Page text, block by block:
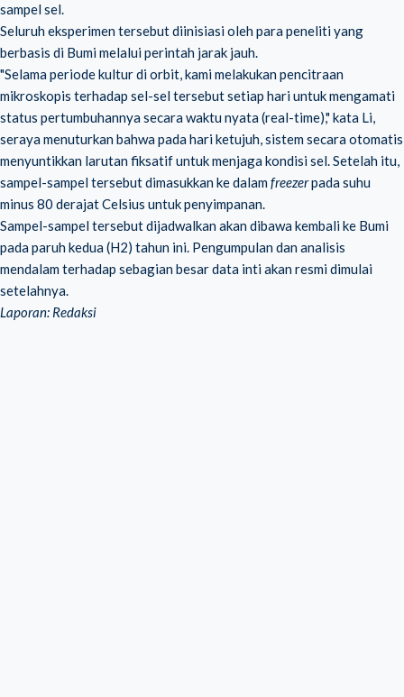
sampel sel.
Seluruh eksperimen tersebut diinisiasi oleh para peneliti yang
berbasis di Bumi melalui perintah jarak jauh.
"Selama periode kultur di orbit, kami melakukan pencitraan
mikroskopis terhadap sel-sel tersebut setiap hari untuk mengamati
status pertumbuhannya secara waktu nyata (real-time)," kata Li,
seraya menuturkan bahwa pada hari ketujuh, sistem secara otomatis
menyuntikkan larutan fiksatif untuk menjaga kondisi sel. Setelah itu,
sampel-sampel tersebut dimasukkan ke dalamfreezerpada suhu
minus 80 derajat Celsius untuk penyimpanan.
Sampel-sampel tersebut dijadwalkan akan dibawa kembali ke Bumi
pada paruh kedua (H2) tahun ini. Pengumpulan dan analisis
mendalam terhadap sebagian besar data inti akan resmi dimulai
setelahnya.
Laporan: Redaksi